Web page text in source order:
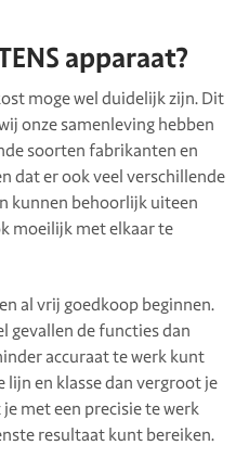
apparaat?
moge wel duidelijk zijn. Dit
onze samenleving hebben
soorten fabrikanten en
dat er ook veel verschillende
kunnen behoorlijk uiteen
moeilijk met elkaar te
al vrij goedkoop beginnen.
gevallen de functies dan
accuraat te werk kunt
lijn en klasse dan vergroot je
met een precisie te werk
resultaat kunt bereiken.